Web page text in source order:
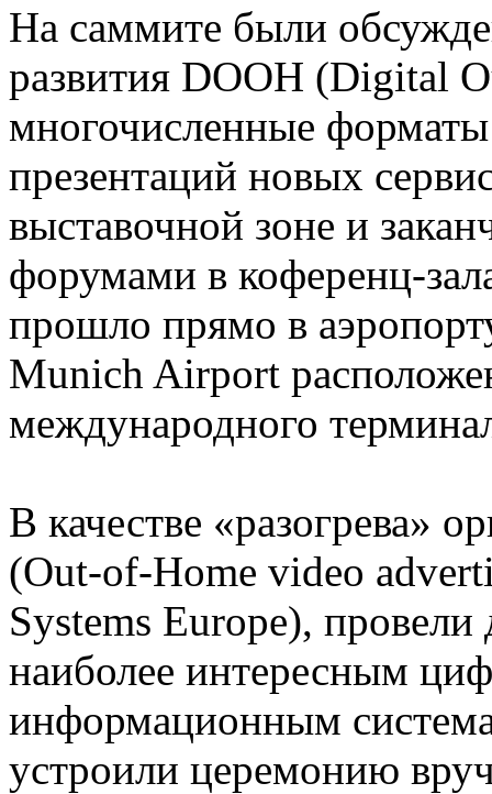
На саммите были
развития DOOH (Digital
многочисленные
презентаций новых
выставочной зоне и
форумами в коференц-
прошло прямо в
Munich Airport
международного
В качестве «разогрева»
(Out-of-Home video
Systems Europe), провели
наиболее интересным
информационным
устроили церемонию